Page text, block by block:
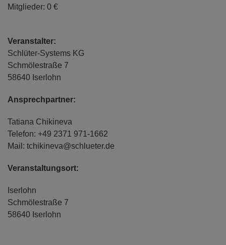
Mitglieder: 0 €
Veranstalter:
Schlüter-Systems KG
Schmölestraße 7
58640 Iserlohn
Ansprechpartner:
Tatiana Chikineva
Telefon: +49 2371 971-1662
Mail: tchikineva@schlueter.de
Veranstaltungsort:
Iserlohn
Schmölestraße 7
58640 Iserlohn